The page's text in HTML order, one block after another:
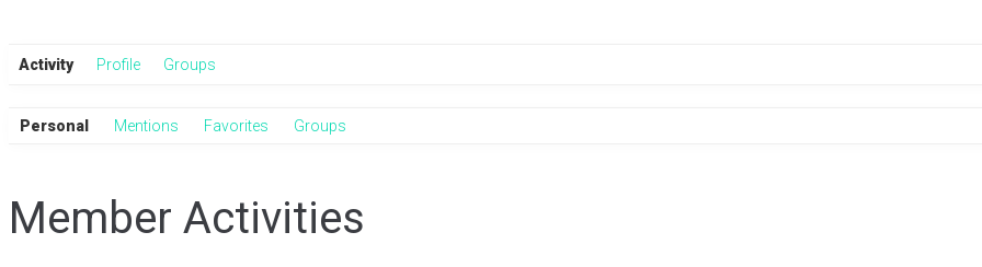
Activity Profile Groups
Personal Mentions Favorites Groups
Member Activities